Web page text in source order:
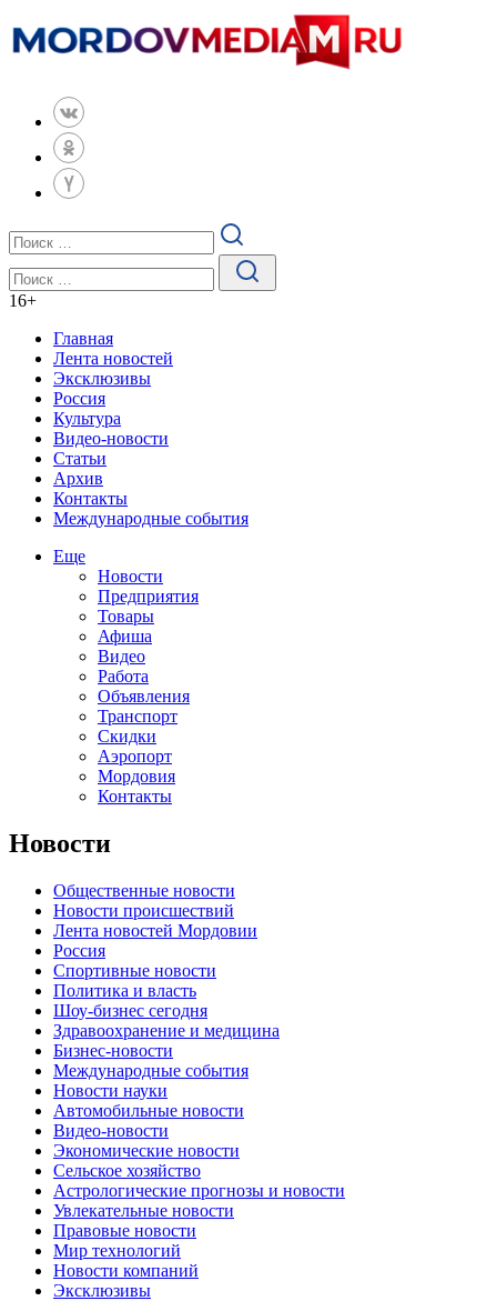
16+
Главная
Лента новостей
Эксклюзивы
Россия
Культура
Видео-новости
Статьи
Архив
Контакты
Международные события
Еще
Новости
Предприятия
Товары
Афиша
Видео
Работа
Объявления
Транспорт
Скидки
Аэропорт
Мордовия
Контакты
Новости
Общественные новости
Новости происшествий
Лента новостей Мордовии
Россия
Спортивные новости
Политика и власть
Шоу-бизнес сегодня
Здравоохранение и медицина
Бизнес-новости
Международные события
Новости науки
Автомобильные новости
Видео-новости
Экономические новости
Сельское хозяйство
Астрологические прогнозы и новости
Увлекательные новости
Правовые новости
Мир технологий
Новости компаний
Эксклюзивы